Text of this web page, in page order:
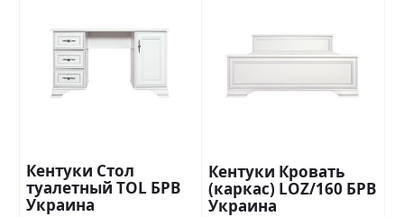
Кентуки Стол
туалетный ТОL БРВ
Украина
Кентуки Кровать
(каркас) LOZ/160 БРВ
Украина